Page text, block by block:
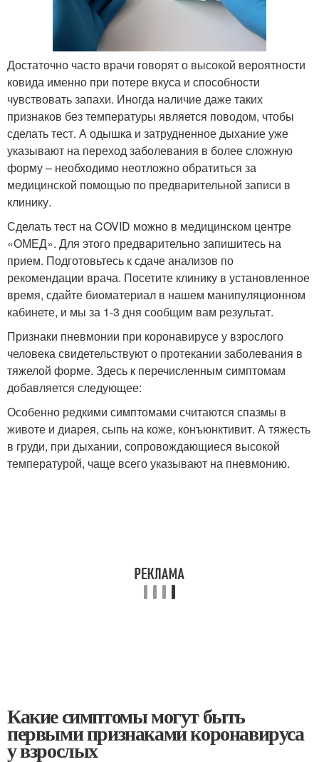
Достаточно часто врачи говорят о высокой вероятности
ковида именно при потере вкуса и способности
чувствовать запахи. Иногда наличие даже таких
признаков без температуры является поводом, чтобы
сделать тест. А одышка и затрудненное дыхание уже
указывают на переход заболевания в более сложную
форму – необходимо неотложно обратиться за
медицинской помощью по предварительной записи в
клинику.
Сделать тест на COVID можно в медицинском центре
«ОМЕД». Для этого предварительно запишитесь на
прием. Подготовьтесь к сдаче анализов по
рекомендации врача. Посетите клинику в установленное
время, сдайте биоматериал в нашем манипуляционном
кабинете, и мы за 1-3 дня сообщим вам результат.
Признаки пневмонии при коронавирусе у взрослого
человека свидетельствуют о протекании заболевания в
тяжелой форме. Здесь к перечисленным симптомам
добавляется следующее:
Особенно редкими симптомами считаются спазмы в
животе и диарея, сыпь на коже, конъюнктивит. А тяжесть
в груди, при дыхании, сопровождающиеся высокой
температурой, чаще всего указывают на пневмонию.
Какие симптомы могут быть
первыми признаками коронавируса
у взрослых